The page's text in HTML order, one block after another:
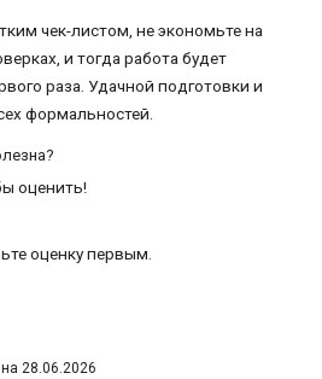
чек-листом, не экономьте на
и тогда работа будет
раза. Удачной подготовки и
формальностей.
оценить!
оценку первым.
28.06.2026